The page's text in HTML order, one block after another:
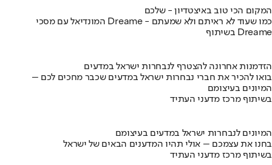
המקום הכי טוב באיצטדיון - שלכם
המונדיאל עם מסכי Dreame - כמו שעוד לא ראיתם ולא שמעתם
בשיתוף Dreame
הזדמנות אחרונה להצטרף לנבחרות ישראל במדעים
בואו להכיר את חברי נבחרות ישראל במדעים שכבר מחכים לכם –
המיונים בעיצומם
בשיתוף מרכז מדעני העתיד
המיונים לנבחרות ישראל במדעים בעיצומם
בחנו את עצמכם – אולי תהיו המדענים הבאים של ישראל
בשיתוף מרכז מדעני העתיד